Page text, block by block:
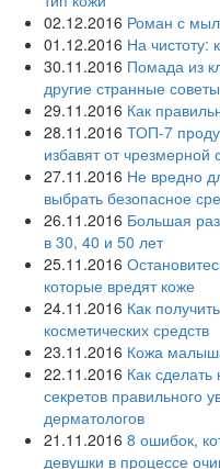
02.12.2016 Роман с
01.12.2016 На чистоту:
30.11.2016 Помада из
другие странные
29.11.2016 Как
28.11.2016 ТОП-7
избавят от чрезмерной
27.11.2016 Не вредно
выбрать безопасное
26.11.2016 Большая
в 30, 40 и 50 лет
25.11.2016
которые вредят коже
24.11.2016 Как
косметических средств
23.11.2016 Кожа
22.11.2016 Как
секретов правильного
дерматологов
21.11.2016 8 ошибок,
девушки в процессе